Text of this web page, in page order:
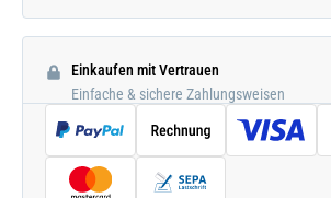
Einkaufen mit Vertrauen
Einfache & sichere Zahlungsweisen